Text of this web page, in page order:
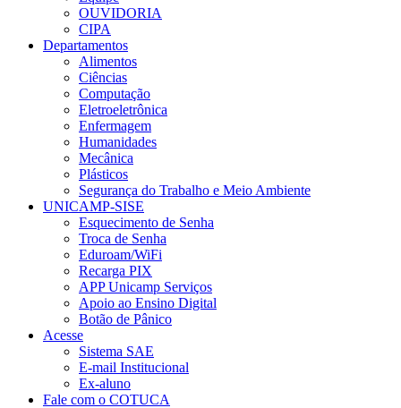
OUVIDORIA
CIPA
Departamentos
Alimentos
Ciências
Computação
Eletroeletrônica
Enfermagem
Humanidades
Mecânica
Plásticos
Segurança do Trabalho e Meio Ambiente
UNICAMP-SISE
Esquecimento de Senha
Troca de Senha
Eduroam/WiFi
Recarga PIX
APP Unicamp Serviços
Apoio ao Ensino Digital
Botão de Pânico
Acesse
Sistema SAE
E-mail Institucional
Ex-aluno
Fale com o COTUCA